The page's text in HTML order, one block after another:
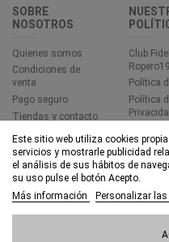
SOBRE
NOSOTROS
Quienes somos
Condiciones de
venta
Pago seguro
Tiendas y contacto
Club
Política
Política
Este sitio web utiliza cookies
servicios y mostrarle publicidad
el análisis de sus hábitos de
su uso pulse el botón Acepto.
Más información
Personalizar
© EL ROPERO 1961 - Todos